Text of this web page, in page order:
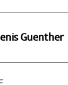
Guenther